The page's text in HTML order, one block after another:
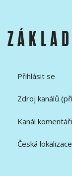
Přihlásit se
Zdroj kanálů
Kanál
Česká lokalizace